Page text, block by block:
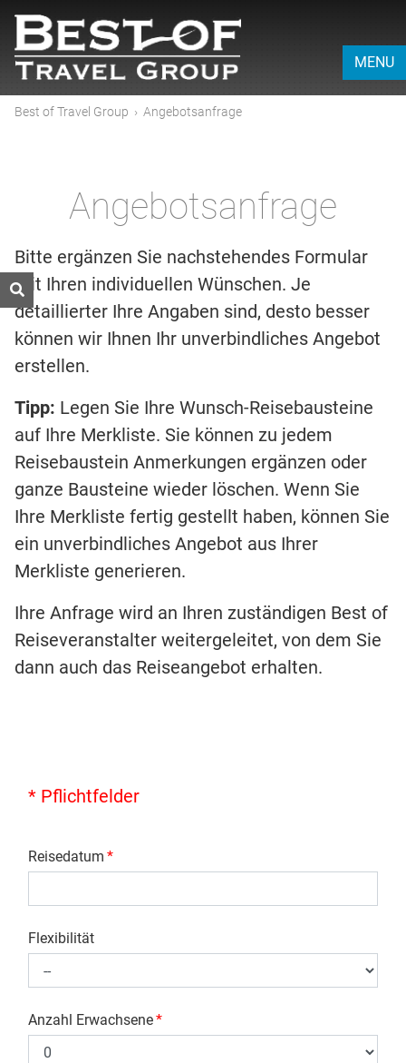
MENU
Best of Travel Group › Angebotsanfrage
Angebotsanfrage
Bitte ergänzen Sie nachstehendes Formular
mit Ihren individuellen Wünschen. Je
detaillierter Ihre Angaben sind, desto besser
können wir Ihnen Ihr unverbindliches Angebot
erstellen.
Tipp: Legen Sie Ihre Wunsch-Reisebausteine
auf Ihre Merkliste. Sie können zu jedem
Reisebaustein Anmerkungen ergänzen oder
ganze Bausteine wieder löschen. Wenn Sie
Ihre Merkliste fertig gestellt haben, können Sie
ein unverbindliches Angebot aus Ihrer
Merkliste generieren.
Ihre Anfrage wird an Ihren zuständigen Best of
Reiseveranstalter weitergeleitet, von dem Sie
dann auch das Reiseangebot erhalten.
* Pflichtfelder
Reisedatum *
Flexibilität
Anzahl Erwachsene*